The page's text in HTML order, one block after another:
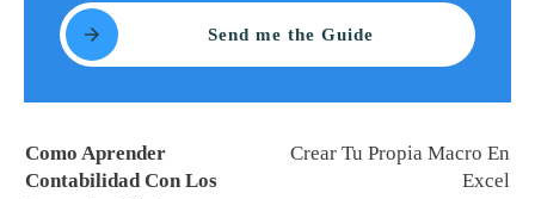
Send me the Guide
Como Aprender
Contabilidad Con Los
Crear Tu Propia Macro En
Excel